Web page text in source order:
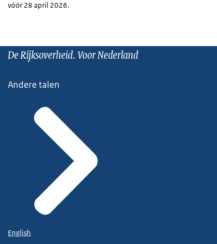
vóór 28 april 2026.
De Rijksoverheid. Voor Nederland
Andere talen
English